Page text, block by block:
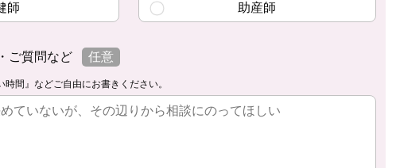
師 助産師
ご質問など 任意
時間』などご自由にお書きください。